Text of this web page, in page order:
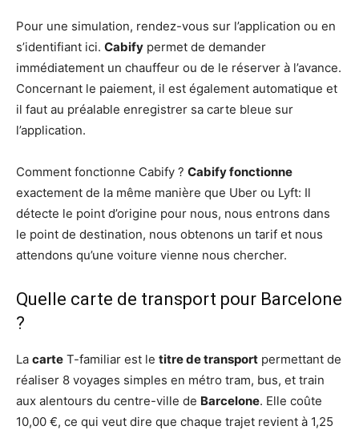
Pour une simulation, rendez-vous sur l’application ou en
s’identifiant ici. Cabify permet de demander
immédiatement un chauffeur ou de le réserver à l’avance.
Concernant le paiement, il est également automatique et
il faut au préalable enregistrer sa carte bleue sur
l’application.
Comment fonctionne Cabify ? Cabify fonctionne
exactement de la même manière que Uber ou Lyft: Il
détecte le point d’origine pour nous, nous entrons dans
le point de destination, nous obtenons un tarif et nous
attendons qu’une voiture vienne nous chercher.
Quelle carte de transport pour Barcelone
?
La carte T-familiar est le titre de transport permettant de
réaliser 8 voyages simples en métro tram, bus, et train
aux alentours du centre-ville de Barcelone. Elle coûte
10,00 €, ce qui veut dire que chaque trajet revient à 1,25